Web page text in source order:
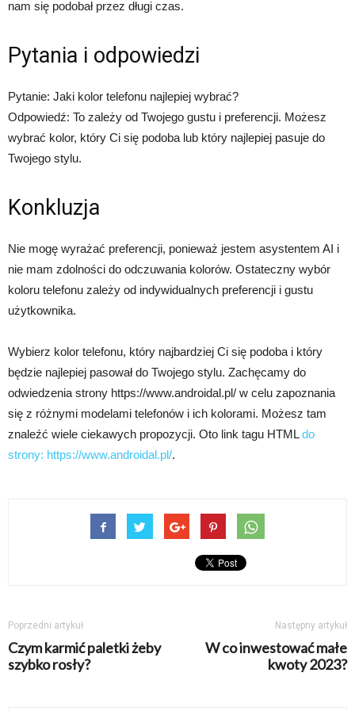
nam się podobał przez długi czas.
Pytania i odpowiedzi
Pytanie: Jaki kolor telefonu najlepiej wybrać?
Odpowiedź: To zależy od Twojego gustu i preferencji. Możesz
wybrać kolor, który Ci się podoba lub który najlepiej pasuje do
Twojego stylu.
Konkluzja
Nie mogę wyrażać preferencji, ponieważ jestem asystentem AI i
nie mam zdolności do odczuwania kolorów. Ostateczny wybór
koloru telefonu zależy od indywidualnych preferencji i gustu
użytkownika.
Wybierz kolor telefonu, który najbardziej Ci się podoba i który
będzie najlepiej pasował do Twojego stylu. Zachęcamy do
odwiedzenia strony https://www.androidal.pl/ w celu zapoznania
się z różnymi modelami telefonów i ich kolorami. Możesz tam
znaleźć wiele ciekawych propozycji. Oto link tagu HTMLdo
strony: https://www.androidal.pl/.
Poprzedni artykuł
Czym karmić paletki żeby
szybko rosły?
Następny artykuł
W co inwestować małe
kwoty 2023?